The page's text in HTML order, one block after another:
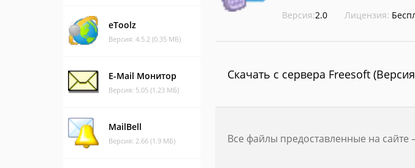
eToolz
Версия: 4.5.2 (0.35 МБ)
E-Mail Монитор
Версия: 5.05 (1.23 МБ)
MailBell
Версия: 2.66 (1.9 МБ)
Версия:2.0 Лицензия:
Скачать с сервера Freesoft
Все файлы предоставленные на